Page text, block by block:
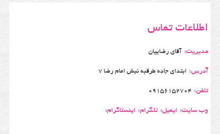
اطلاعات تماس
مدیریت: آقای رضاییان
آدرس: ابتدای جاده طرقبه نبش امام رضا 7
تلفن: 09156152704
وب سایت: ایمیل: تلگرام: اینستاگرام: